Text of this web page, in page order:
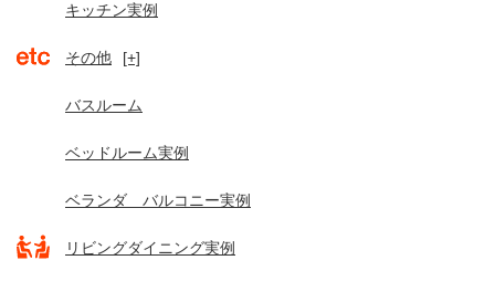
キッチン実例
その他 [+]
バスルーム
ベッドルーム実例
ベランダ バルコニー実例
リビングダイニング実例